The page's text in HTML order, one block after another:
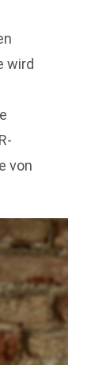
wird
von